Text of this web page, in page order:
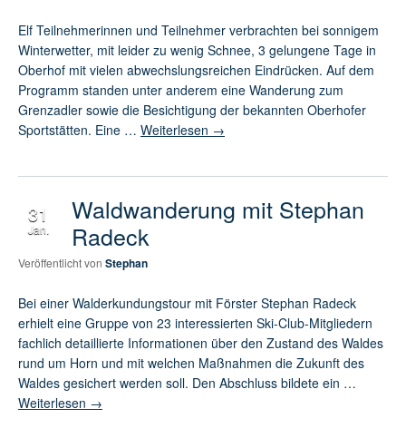
Elf Teilnehmerinnen und Teilnehmer verbrachten bei sonnigem
Winterwetter, mit leider zu wenig Schnee, 3 gelungene Tage in
Oberhof mit vielen abwechslungsreichen Eindrücken. Auf dem
Programm standen unter anderem eine Wanderung zum
Grenzadler sowie die Besichtigung der bekannten Oberhofer
Sportstätten. Eine … Weiterlesen →
31
Jan.
Waldwanderung mit Stephan
Radeck
Veröffentlicht von Stephan
Bei einer Walderkundungstour mit Förster Stephan Radeck
erhielt eine Gruppe von 23 interessierten Ski-Club-Mitgliedern
fachlich detaillierte Informationen über den Zustand des Waldes
rund um Horn und mit welchen Maßnahmen die Zukunft des
Waldes gesichert werden soll. Den Abschluss bildete ein …
Weiterlesen →